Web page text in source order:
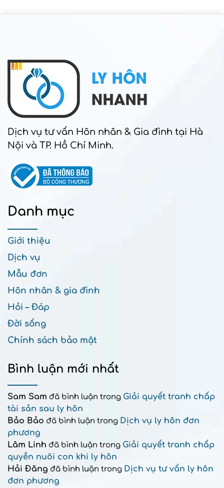
Dịch vụ tư vấn Hôn nhân & Gia đình tại Hà
Nội và TP. Hồ Chí Minh.
Danh mục
Giới thiệu
Dịch vụ
Mẫu đơn
Hôn nhân & gia đình
Hỏi – Đáp
Đời sống
Chính sách bảo mật
Bình luận mới nhất
Sam Sam đã bình luận trong Giải quyết tranh chấp
tài sản sau ly hôn
Bảo Bảo đã bình luận trong Dịch vụ ly hôn đơn
phương
Lâm Linh đã bình luận trong Giải quyết tranh chấp
quyền nuôi con khi ly hôn
Hải Đăng đã bình luận trong Dịch vụ tư vấn ly hôn
đơn phương